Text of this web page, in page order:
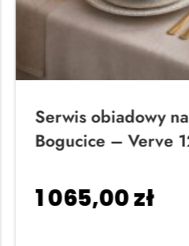
Serwis obiadowy
Bogucice – Verve
1 065,00zł